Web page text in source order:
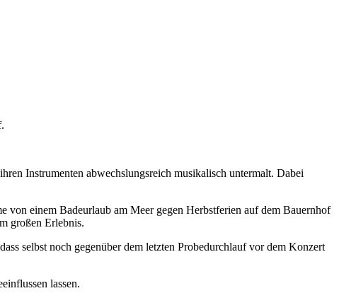
Instrumenten abwechslungsreich musikalisch untermalt. Dabei
von einem Badeurlaub am Meer gegen Herbstferien auf dem Bauernhof
großen Erlebnis.
selbst noch gegenüber dem letzten Probedurchlauf vor dem Konzert
lassen.